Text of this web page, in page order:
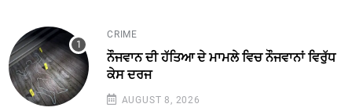
CRIME
ਨੌਜਵਾਨ ਦੀ ਹੱਤਿਆ ਦੇ ਮਾਮਲੇ ਵਿਚ ਨੌਜਵਾਨਾਂ ਵਿਰੁੱਧ
ਕੇਸ ਦਰਜ
AUGUST 8, 2026